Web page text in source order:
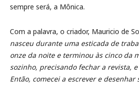
sempre será, a Mônica.
Com a palavra, o criador, Mauricio de
nasceu durante uma esticada de
onze da noite e terminou às cinco da
sozinho, precisando fechar a revista,
Então, comecei a escrever e desenhar